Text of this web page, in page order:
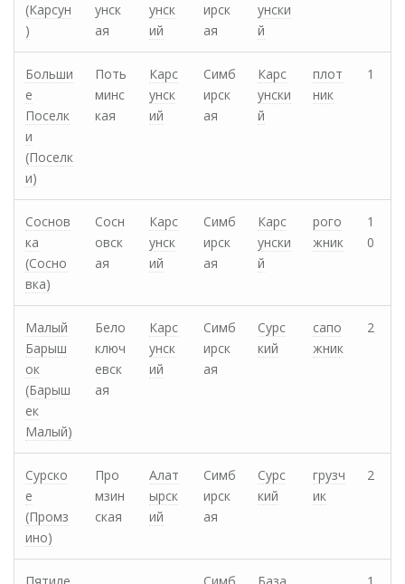
(Карсун
)
унск
ая
унск
ий
ирск
ая
унски
й
Больши
е
Поселк
и
(Поселк
и)
Поть
минс
кая
Карс
унск
ий
Симб
ирск
ая
Карс
унски
й
плот
ник
1
Соснов
ка
(Сосно
вка)
Сосн
овск
ая
Карс
унск
ий
Симб
ирск
ая
Карс
унски
й
рого
жник
1
0
Малый
Барыш
ок
(Барыш
ек
Малый)
Бело
ключ
евск
ая
Карс
унск
ий
Симб
ирск
ая
Сурс
кий
сапо
жник
2
Сурско
е
(Промз
ино)
Про
мзин
ская
Алат
ырск
ий
Симб
ирск
ая
Сурс
кий
грузч
ик
2